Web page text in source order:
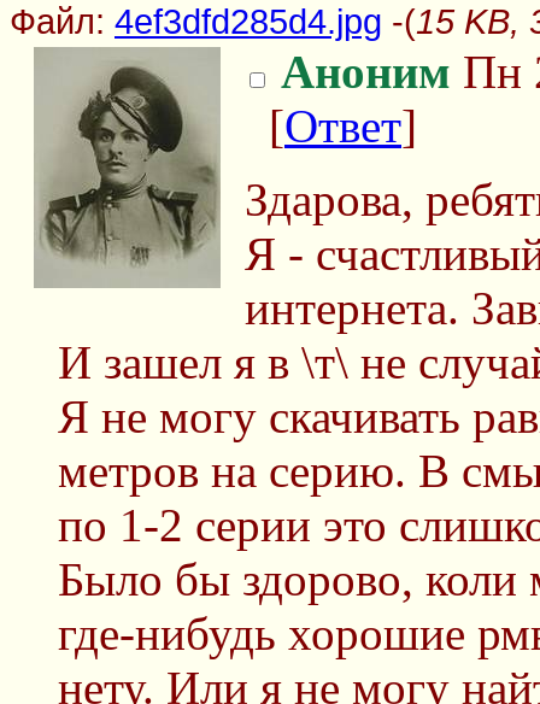
Файл: 4ef3dfd285d4.jpg -(15 KB,
Аноним Пн
[Ответ]
Здарова,
Я -
интернета.
И зашел я в \т\ не
Я не могу скачивать
метров на серию. В
по 1-2 серии это
Было бы здорово, коли
где-нибудь хорошие
нету. Или я не могу